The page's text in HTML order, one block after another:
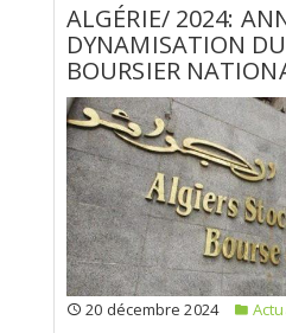
ALGÉRIE/ 2024:
DYNAMISATION
BOURSIER
20 décembre 2024